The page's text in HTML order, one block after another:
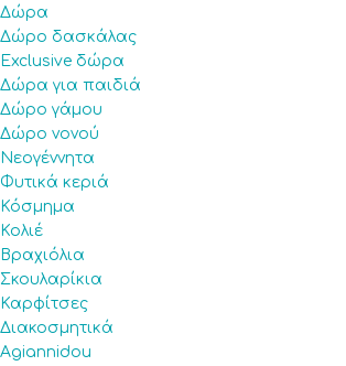
Δώρα
Δώρο δασκάλας
Exclusive δώρα
Δώρα για παιδιά
Δώρο γάμου
Δώρο νονού
Νεογέννητα
Φυτικά κεριά
Κόσμημα
Κολιέ
Βραχιόλια
Σκουλαρίκια
Καρφίτσες
Διακοσμητικά
Agiannidou